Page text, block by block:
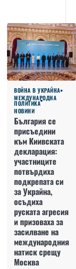
ВОЙНА В УКРАЙНА
МЕЖДУНАРОДНА
ПОЛИТИКА
НОВИНИ
България се
присъедини
към Киивската
декларация:
участниците
потвърдиха
подкрепата си
за Украйна,
осъдиха
руската агресия
и призоваха за
засилване на
международния
натиск срещу
Москва